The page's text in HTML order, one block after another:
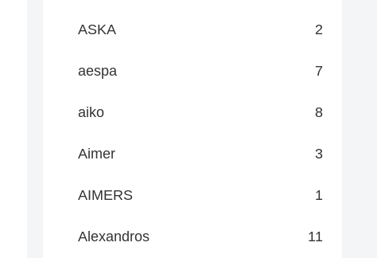
ASKA 2
aespa 7
aiko 8
Aimer 3
AIMERS 1
Alexandros 11